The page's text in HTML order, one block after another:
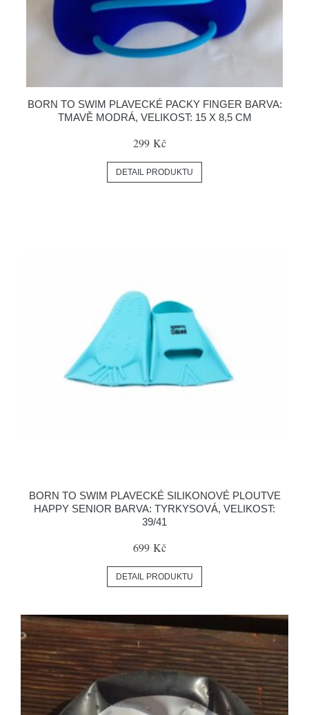
BORN TO SWIM PLAVECKÉ PACKY FINGER BARVA:
TMAVĚ MODRÁ, VELIKOST: 15 X 8,5 CM
299 Kč
DETAIL PRODUKTU
BORN TO SWIM PLAVECKÉ SILIKONOVÉ PLOUTVE
HAPPY SENIOR BARVA: TYRKYSOVÁ, VELIKOST:
39/41
699 Kč
DETAIL PRODUKTU